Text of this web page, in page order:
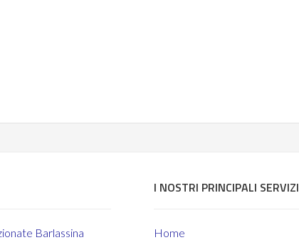
Barlassina
I NOSTRI PRINCIPALI SERVIZI
Home